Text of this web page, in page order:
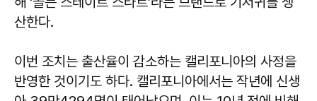
산한다.
이번 조치는 출산율이 감소하는 캘리포니아의 사정을
반영한 것이기도 하다. 캘리포니아에서는 작년에 신생